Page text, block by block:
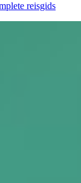
reisgids